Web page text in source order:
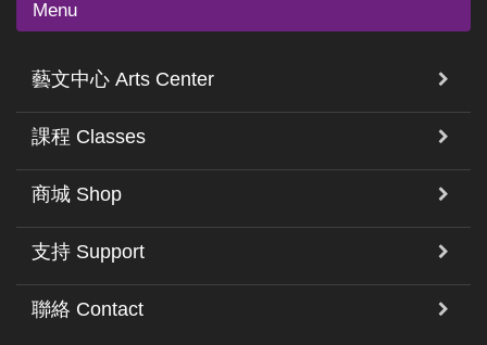
Menu
藝文中心 Arts Center
課程 Classes
商城 Shop
支持 Support
聯絡 Contact